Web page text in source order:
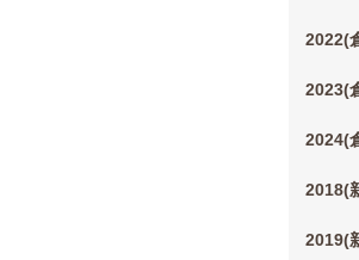
2022(
2023(
2024(
2018(
2019(